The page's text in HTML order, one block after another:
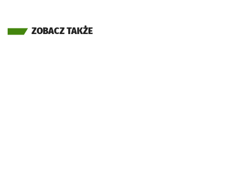
ZOBACZ TAKŻE